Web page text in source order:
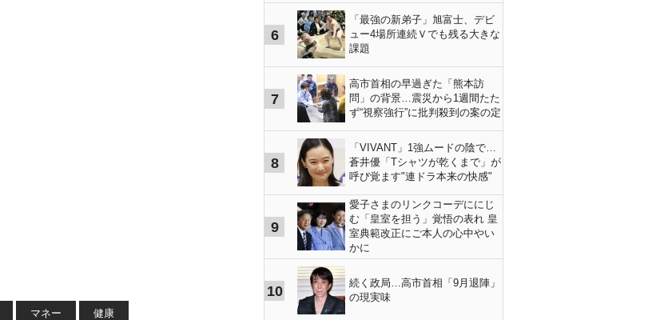
マネー 健康
6
「最強の新弟子」旭富士、デビ
ュー4場所連続Ｖでも残る大きな
課題
7
高市首相の早過ぎた「熊本訪
問」の背景…震災から1週間たた
ず“視察強行”に批判殺到の案の定
8
「VIVANT」1強ムードの陰で…
蒼井優「Tシャツが乾くまで」が
呼び覚ます"連ドラ本来の快感"
9
愛子さまのリンクコーデににじ
む「皇室を担う」覚悟の表れ 皇
室典範改正にご本人の心中やい
かに
10
続く政局…高市首相「9月退陣」
の現実味